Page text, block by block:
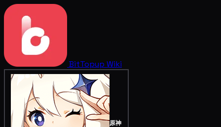
BitTopup Wiki
原神